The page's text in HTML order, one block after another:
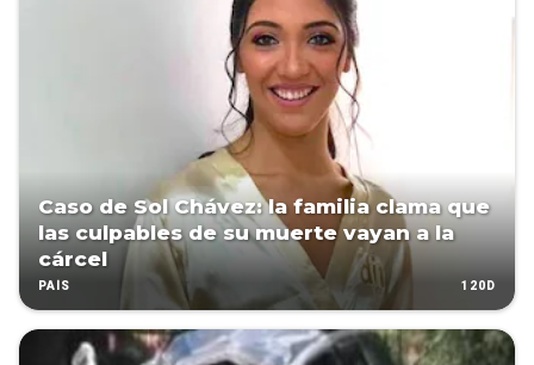
Caso de Sol Chávez: la familia clama que
las culpables de su muerte vayan a la
cárcel
PAÍS 120D